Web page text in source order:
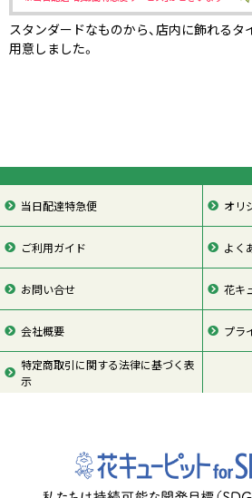
スタンダードなものから、店内に飾れる
用意しました。
当日配達特急便 オリ
ご利用ガイド よく
お問い合せ 花キ
会社概要 プラ
特定商取引に関する法律に基づく表
示